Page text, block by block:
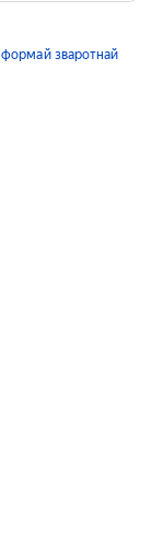
формай зваротнай